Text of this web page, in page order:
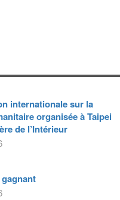
internationale sur la
organisée à Taipei
de l’Intérieur